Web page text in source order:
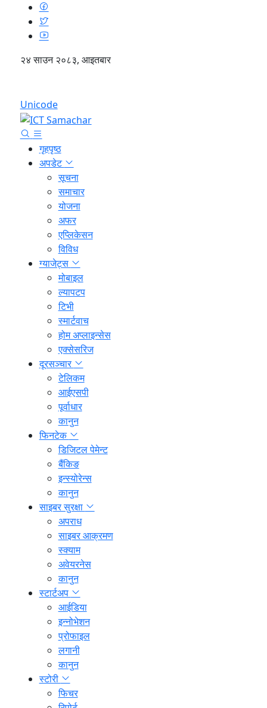
२४ साउन २०८३, आइतबार
Unicode
गृहपृष्ठ
अपडेट
सूचना
समाचार
योजना
अफर
एप्लिकेसन
विविध
ग्याजेट्स
मोबाइल
ल्यापटप
टिभी
स्मार्टवाच
होम अप्लाइन्सेस
एक्सेसरिज
दूरसञ्चार
टेलिकम
आईएसपी
पूर्वाधार
कानुन
फिनटेक
डिजिटल पेमेन्ट
बैंकिङ
इन्स्योरेन्स
कानुन
साइबर सुरक्षा
अपराध
साइबर आक्रमण
स्क्याम
अवेयरनेस
कानुन
स्टार्टअप
आईडिया
इन्नोभेशन
प्रोफाइल
लगानी
कानुन
स्टोरी
फिचर